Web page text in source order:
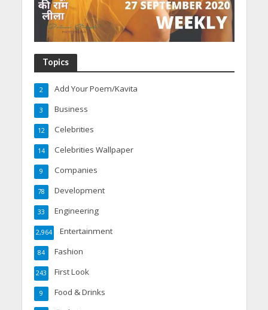
Topics
Add Your Poem/Kavita
2
Business
3
Celebrities
12
Celebrities Wallpaper
14
Companies
9
Development
78
Engineering
33
Entertainment
2,964
Fashion
84
First Look
243
Food & Drinks
9